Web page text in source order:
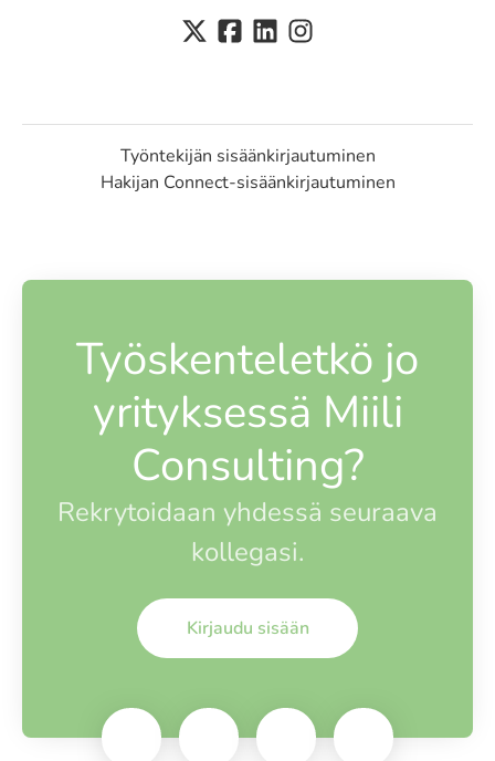
Työntekijän sisäänkirjautuminen
Hakijan Connect-sisäänkirjautuminen
Työskenteletkö jo
yrityksessä Miili
Consulting?
Rekrytoidaan yhdessä seuraava
kollegasi.
Kirjaudu sisään